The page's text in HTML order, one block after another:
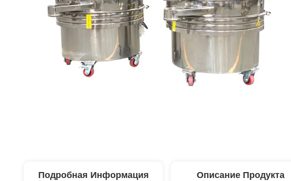
Подробная Информация Описание Продукта